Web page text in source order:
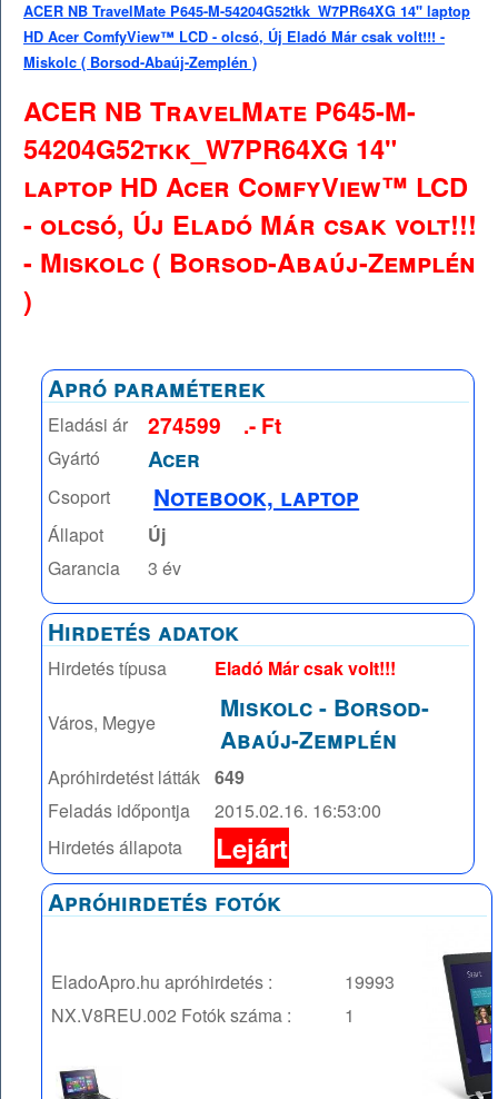
ACER NB TravelMate P645-M-54204G52tkk_W7PR64XG 14" laptop
HD Acer ComfyView™ LCD - olcsó, Új Eladó Már csak volt!!! -
Miskolc ( Borsod-Abaúj-Zemplén )
ACER NB TravelMate P645-M-
54204G52tkk_W7PR64XG 14"
laptop HD Acer ComfyView™ LCD
- olcsó, Új Eladó Már csak volt!!!
- Miskolc ( Borsod-Abaúj-Zemplén
)
Apró paraméterek
Eladási ár 274599 .- Ft
Gyártó Acer
Csoport Notebook, laptop
Állapot
Új
Garancia
3 év
Hirdetés adatok
Hirdetés típusa Eladó Már csak volt!!!
Város, Megye Miskolc- Borsod-
Abaúj-Zemplén
Apróhirdetést látták 649
Feladás időpontja
2015.02.16. 16:53:00
Hirdetés állapota
Lejárt
Apróhirdetés fotók
EladoApro.hu apróhirdetés :
19993
NX.V8REU.002 Fotók száma : 1